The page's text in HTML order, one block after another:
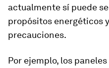
actualmente sí puede
propósitos energéticos
precauciones.
Por ejemplo, los